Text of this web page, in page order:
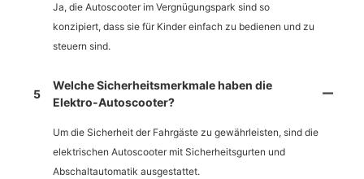
Ja, die Autoscooter im Vergnügungspark sind so
konzipiert, dass sie für Kinder einfach zu bedienen und zu
steuern sind.
5
Welche Sicherheitsmerkmale haben die
Elektro-Autoscooter?
Um die Sicherheit der Fahrgäste zu gewährleisten, sind die
elektrischen Autoscooter mit Sicherheitsgurten und
Abschaltautomatik ausgestattet.